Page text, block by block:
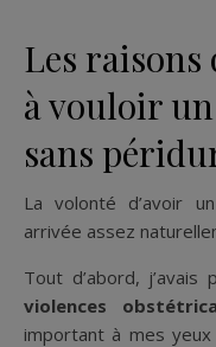
Les
à vouloir
sans
La volonté d’avoir
arrivée assez
Tout d’abord,
violences
important à mes yeux